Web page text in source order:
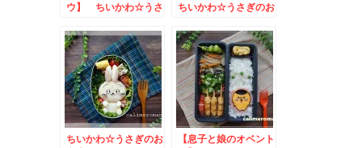
ウ】 ちいかわ☆うさ
ちいかわ☆うさぎのお
ちいかわ☆うさぎのお
【息子と娘のオベント